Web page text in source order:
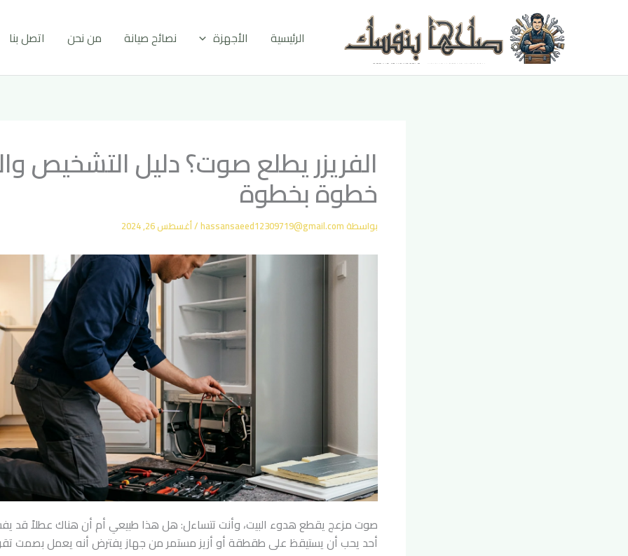
الرئيسية الأجهزة نصائح صيانة من نحن اتصل بنا
الفريزر يطلع صوت؟ دليل التشخيص
خطوة بخطوة
بواسطةhassansaeed12309719@gmail.com
/أغسطس 26, 2024
صوت مزعج يقطع هدوء البيت، وأنت تتساءل: هل هذا طبيعي أم أن هناك عطلاً قد
أحد يحب أن يستيقظ على طقطقة أو أزيز مستمر من جهاز يفترض أنه يعمل بصمت